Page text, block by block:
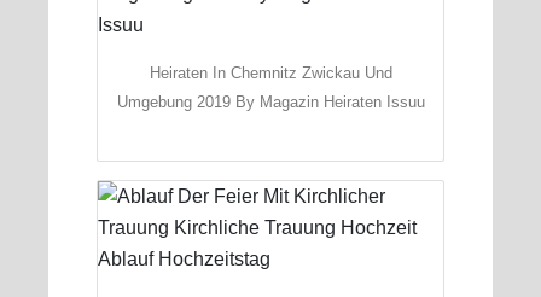
Heiraten In Chemnitz Zwickau Und
Umgebung 2019 By Magazin Heiraten Issuu